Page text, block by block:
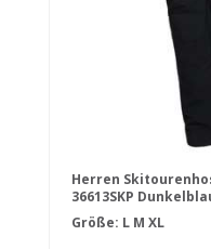
Herren
36613SKP
Größe: L M XL